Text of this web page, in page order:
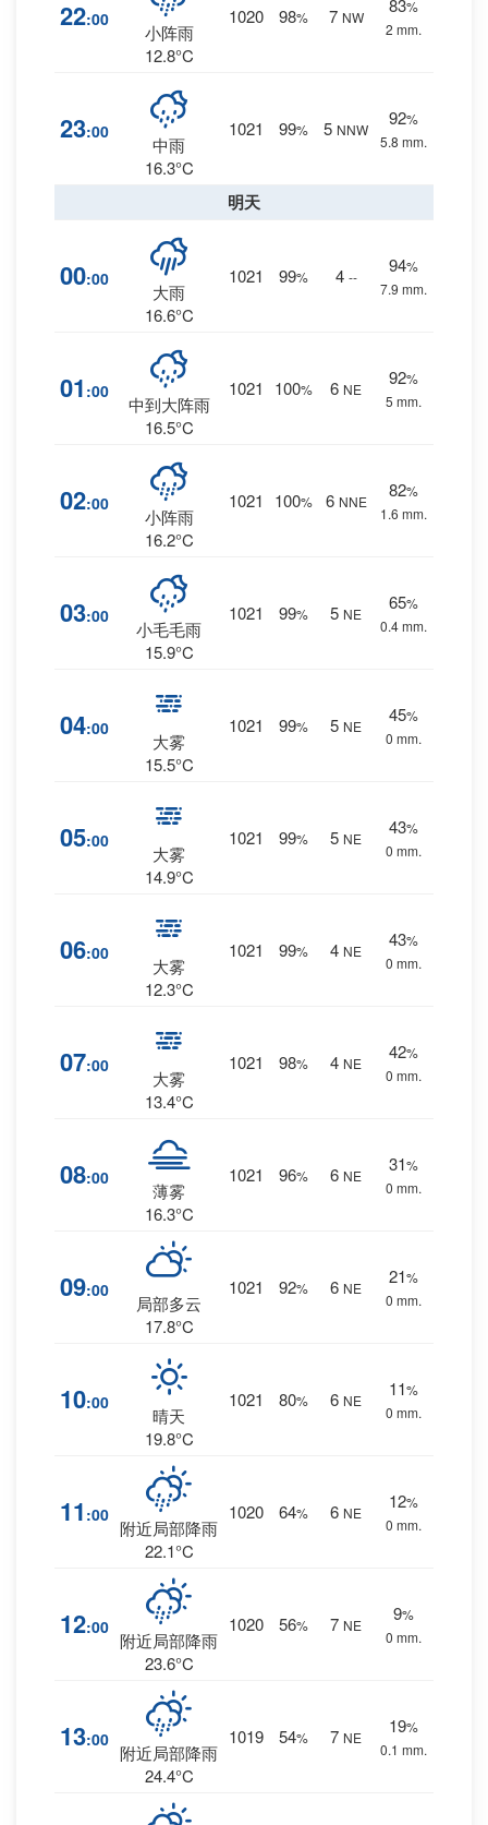
22:00
小阵雨
12.8°C
1020 98% 7 NW
83%
2 mm.
23:00
中雨
16.3°C
1021 99% 5 NNW
92%
5.8 mm.
明天
00:00
大雨
16.6°C
1021 99% 4 --
94%
7.9 mm.
01 :00
中到大阵雨
16.5°C
1021 100% 6 NE
92%
5 mm.
02:00
小阵雨
16.2°C
1021 100% 6 NNE
82%
1.6 mm.
03:00
小毛毛雨
15.9°C
1021 99% 5 NE
65%
0.4 mm.
04:00
大雾
15.5°C
1021 99% 5 NE
45%
0 mm.
05:00
大雾
14.9°C
1021 99% 5 NE
43%
0 mm.
06:00
大雾
12.3°C
1021 99% 4 NE
43%
0 mm.
07:00
大雾
13.4°C
1021 98% 4 NE
42%
0 mm.
08:00
薄雾
16.3°C
1021 96% 6 NE
31%
0 mm.
09:00
局部多云
17.8°C
1021 92% 6 NE
21%
0 mm.
10:00
晴天
19.8°C
1021 80% 6 NE
11%
0 mm.
11 :00
附近局部降雨
22.1°C
1020 64% 6 NE
12%
0 mm.
12:00
附近局部降雨
23.6°C
1020 56% 7 NE
9%
0 mm.
13:00
附近局部降雨
24.4°C
1019 54% 7 NE
19%
0.1 mm.